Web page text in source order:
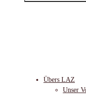
Übers LAZ
Unser